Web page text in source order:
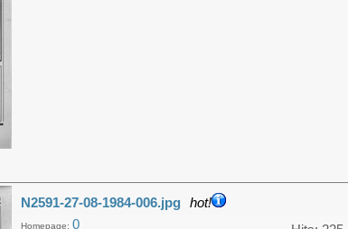
N2591-27-08-1984-006.jpg hot!
Homepage: 0